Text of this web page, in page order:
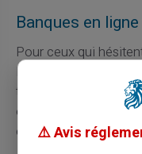
Banques en
Pour ceux qui
les offres des
traditionnelles. Sans
offrent des
et d'accessibilité.
⚠️ Avis